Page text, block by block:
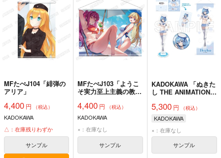
MFたぺJ104「緋弾の
アリア」
4,400 円 （税込）
KADOKAWA
△：在庫残りわずか
サンプル
MFたぺJ103「ようこ
そ実力至上主義の教室
4,400 円 （税込）
KADOKAWA
×：在庫なし
サンプル
KADOKAWA 「ぬきた
し THE ANIMATION」
ンセーラー水着ver. 女
部田 郁子
5,300円 （税込）
KADOKAWA
×：在庫なし
サンプル